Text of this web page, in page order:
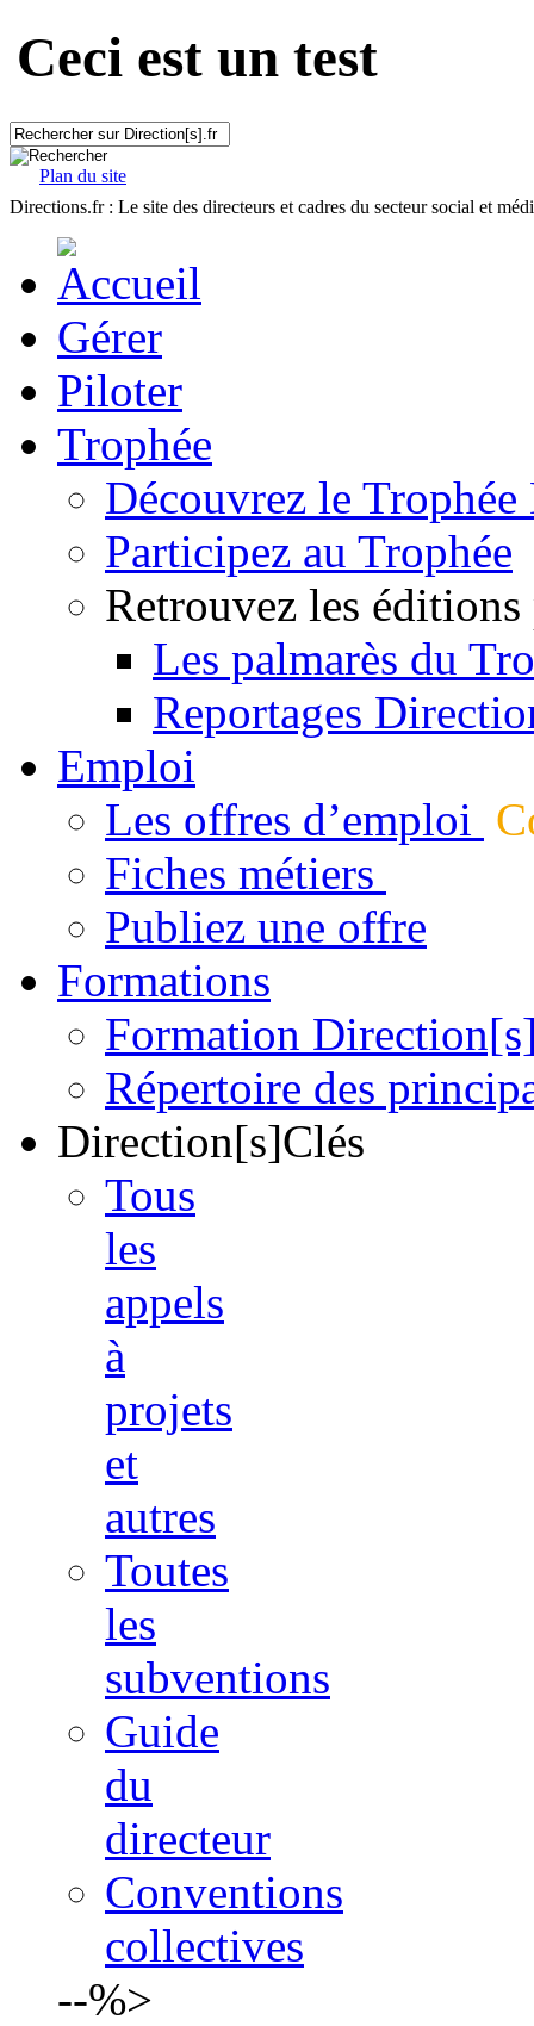
Ceci est un test
Plan du site
Directions.fr : Le site des directeurs et cadres du secteur social et
Gérer
Piloter
Trophée
Découvrez le
Participez au Trophée
Retrouvez les éditions
Les palmarès du
Reportages
Emploi
Les offres d’emploi
Fiches métiers
Publiez une offre
Formations
Formation
Répertoire des
Direction[s]Clés
Tous
les
appels
à
projets
et
autres
Toutes
les
subventions
Guide
du
directeur
Conventions
collectives
--%>